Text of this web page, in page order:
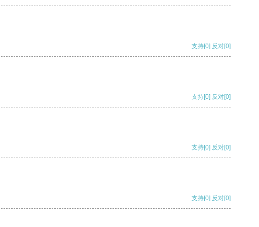
支持[0] 反对[0]
支持[0] 反对[0]
支持[0] 反对[0]
支持[0] 反对[0]